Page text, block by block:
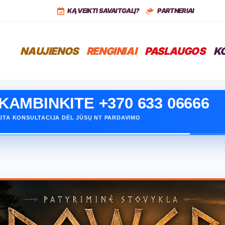
+37068399766KĄ VEIKTI SAVAITGALĮ? PARTNERIAI
NAUJIENOS RENGINIAI PASLAUGOS
+370 633 06666
KONSULTACIJA DĖL JŪSŲ NT PARDAVIMO